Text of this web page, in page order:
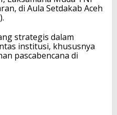
di Aula Setdakab Aceh
strategis dalam
institusi, khususnya
pascabencana di